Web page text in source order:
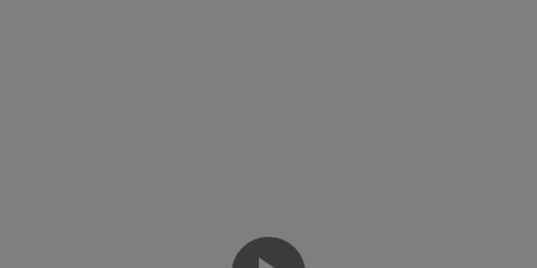
de dólares, tanto en forma de productos